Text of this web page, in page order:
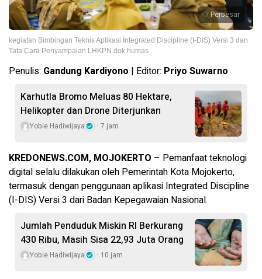
Perbesar
kegiatan Bimbingan Teknis Aplikasi Integrated Discipline (I-DIS) Versi 3 dan
Tata Cara Penyampaian LHKPN.dok.humas
Penulis: Gandung Kardiyono | Editor: Priyo Suwarno
Karhutla Bromo Meluas 80 Hektare,
Helikopter dan Drone Diterjunkan
Yobie Hadiwijaya 7 jam
KREDONEWS.COM, MOJOKERTO – Pemanfaat teknologi
digital selalu dilakukan oleh Pemerintah Kota Mojokerto,
termasuk dengan penggunaan aplikasi Integrated Discipline
(I-DIS) Versi 3 dari Badan Kepegawaian Nasional.
Jumlah Penduduk Miskin RI Berkurang
430 Ribu, Masih Sisa 22,93 Juta Orang
Yobie Hadiwijaya 10 jam